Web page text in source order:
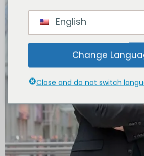
English
Change
Close and do not switch